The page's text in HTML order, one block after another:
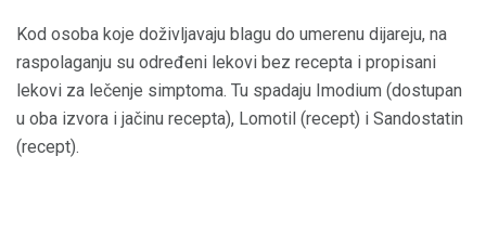
Kod osoba koje doživljavaju blagu do umerenu dijareju, na
raspolaganju su određeni lekovi bez recepta i propisani
lekovi za lečenje simptoma. Tu spadaju Imodium (dostupan
u oba izvora i jačinu recepta), Lomotil (recept) i Sandostatin
(recept).